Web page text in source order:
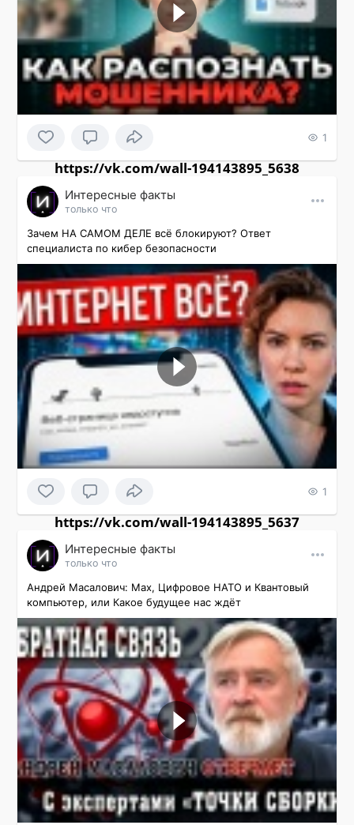
1
https://vk.com/wall-194143895_5638
Интересные факты
только что
Зачем НА САМОМ ДЕЛЕ всё блокируют? Ответ
специалиста по кибер безопасности
1
https://vk.com/wall-194143895_5637
Интересные факты
только что
Андрей Масалович: Max, Цифровое НАТО и Квантовый
компьютер, или Какое будущее нас ждёт